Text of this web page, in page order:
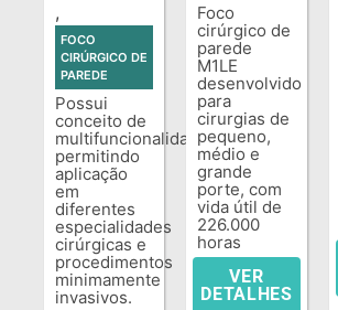
,
FOCO
CIRÚRGICO DE
PAREDE
Possui
conceito de
multifuncionalidade,
permitindo
aplicação
em
diferentes
especialidades
cirúrgicas e
procedimentos
minimamente
invasivos.
Foco
cirúrgico de
parede
M1LE
desenvolvido
para
cirurgias de
pequeno,
médio e
grande
porte, com
vida útil de
226.000
horas
VER
DETALHES